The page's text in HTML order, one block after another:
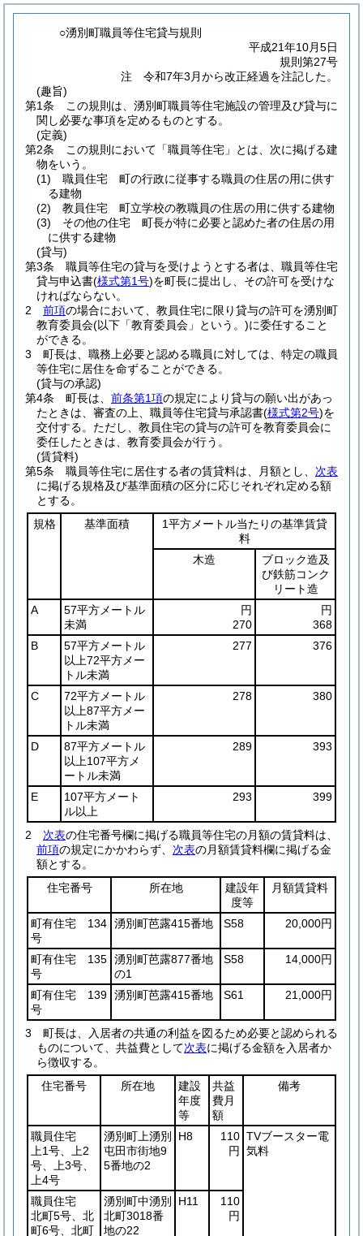
○湧別町職員等住宅貸与規則
平成21年10月5日
規則第27号
注 令和7年3月から改正経過を注記した。
(趣旨)
第1条
この規則は、湧別町職員等住宅施設の管理及び貸与に
関し必要な事項を定めるものとする。
(定義)
第2条
この規則において「職員等住宅」とは、次に掲げる建
物をいう。
(1)
職員住宅 町の行政に従事する職員の住居の用に供す
る建物
(2)
教員住宅 町立学校の教職員の住居の用に供する建物
(3)
その他の住宅 町長が特に必要と認めた者の住居の用
に供する建物
(貸与)
第3条
職員等住宅の貸与を受けようとする者は、職員等住宅
貸与申込書(様式第1号)を町長に提出し、その許可を受けな
ければならない。
2
前項の場合において、教員住宅に限り貸与の許可を湧別町
教育委員会(以下「教育委員会」という。)に委任すること
ができる。
3
町長は、職務上必要と認める職員に対しては、特定の職員
等住宅に居住を命ずることができる。
(貸与の承認)
第4条
町長は、 前条第1項の規定により貸与の願い出があっ
たときは、審査の上、職員等住宅貸与承認書(様式第2号)を
交付する。 ただし、教員住宅の貸与の許可を教育委員会に
委任したときは、教育委員会が行う。
(賃貸料)
第5条
職員等住宅に居住する者の賃貸料は、月額とし、 次表
に掲げる規格及び基準面積の区分に応じそれぞれ定める額
とする。
規格
基準面積
1平方メートル当たりの基準賃貸
料
木造
ブロック造及
び鉄筋コンク
リート造
A
57平方メートル
未満
円
270
円
368
B
57平方メートル
以上72平方メー
トル未満
277 376
C
72平方メートル
以上87平方メー
トル未満
278 380
D
87平方メートル
以上107平方メ
ートル未満
289 393
E
107平方メート
ル以上
293 399
2 次表の住宅番号欄に掲げる職員等住宅の月額の賃貸料は、
前項の規定にかかわらず、 次表の月額賃貸料欄に掲げる金
額とする。
住宅番号
所在地
建設年
度等
月額賃貸料
町有住宅 134
号
湧別町芭露415番地 S58 20,000円
町有住宅 135
号
湧別町芭露877番地
の1
S58 14,000円
町有住宅 139
号
湧別町芭露415番地 S61 21,000円
3
町長は、入居者の共通の利益を図るため必要と認められる
ものについて、共益費として次表に掲げる金額を入居者か
ら徴収する。
住宅番号
所在地
建設
年度
等
共益
費月
額
備考
職員住宅
上1号、上2
号、上3号、
上4号
湧別町上湧別
屯田市街地9
5番地の2
H8
110
円
TVブースター電
気料
職員住宅
北町5号、北
町6号、北町
湧別町中湧別
北町3018番
地の22
H11
110
円